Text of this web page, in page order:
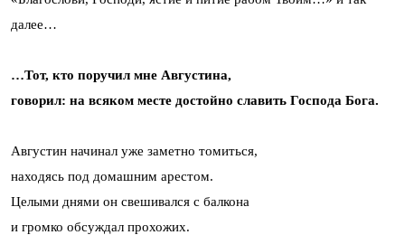
далее…
…Тот, кто поручил мне Августина,
говорил: на всяком месте достойно славить Господа Бога.
Августин начинал уже заметно томиться,
находясь под домашним арестом.
Целыми днями он свешивался с балкона
и громко обсуждал прохожих.